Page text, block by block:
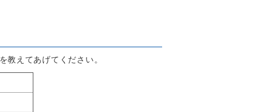
教えてあげてください。